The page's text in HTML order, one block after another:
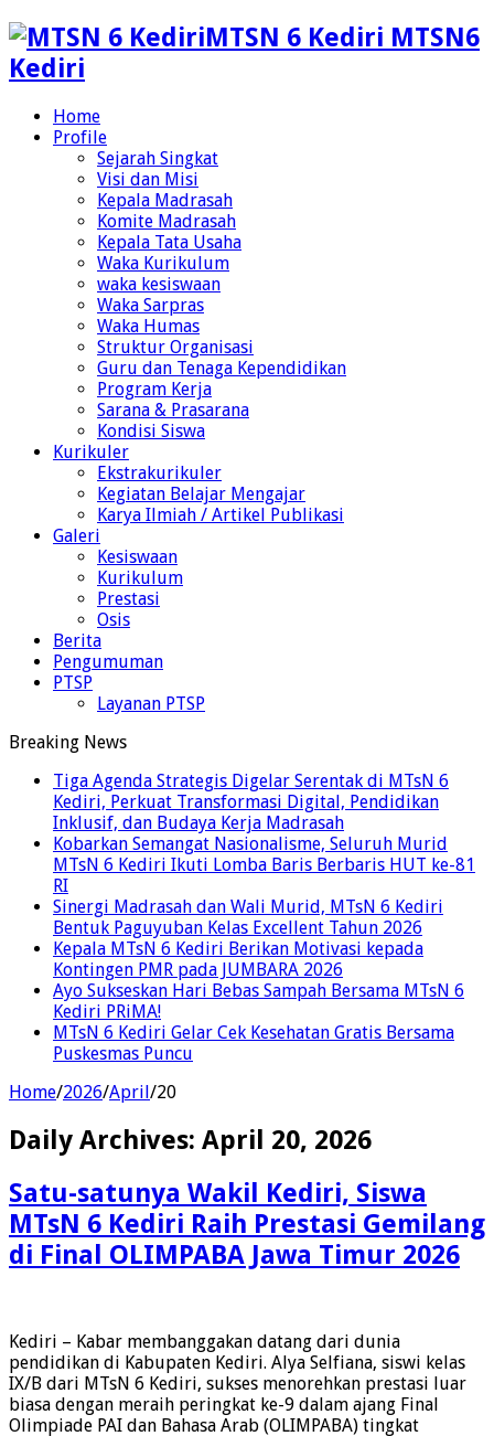
MTSN 6 Kediri MTSN6
Kediri
Home
Profile
Sejarah Singkat
Visi dan Misi
Kepala Madrasah
Komite Madrasah
Kepala Tata Usaha
Waka Kurikulum
waka kesiswaan
Waka Sarpras
Waka Humas
Struktur Organisasi
Guru dan Tenaga Kependidikan
Program Kerja
Sarana & Prasarana
Kondisi Siswa
Kurikuler
Ekstrakurikuler
Kegiatan Belajar Mengajar
Karya Ilmiah / Artikel Publikasi
Galeri
Kesiswaan
Kurikulum
Prestasi
Osis
Berita
Pengumuman
PTSP
Layanan PTSP
Breaking News
Tiga Agenda Strategis Digelar Serentak di MTsN 6
Kediri, Perkuat Transformasi Digital, Pendidikan
Inklusif, dan Budaya Kerja Madrasah
Kobarkan Semangat Nasionalisme, Seluruh Murid
MTsN 6 Kediri Ikuti Lomba Baris Berbaris HUT ke-81
RI
Sinergi Madrasah dan Wali Murid, MTsN 6 Kediri
Bentuk Paguyuban Kelas Excellent Tahun 2026
Kepala MTsN 6 Kediri Berikan Motivasi kepada
Kontingen PMR pada JUMBARA 2026
Ayo Sukseskan Hari Bebas Sampah Bersama MTsN 6
Kediri PRiMA!
MTsN 6 Kediri Gelar Cek Kesehatan Gratis Bersama
Puskesmas Puncu
Home/2026/April/20
Daily Archives: April 20, 2026
Satu-satunya Wakil Kediri, Siswa
MTsN 6 Kediri Raih Prestasi Gemilang
di Final OLIMPABA Jawa Timur 2026
Kediri – Kabar membanggakan datang dari dunia
pendidikan di Kabupaten Kediri. Alya Selfiana, siswi kelas
IX/B dari MTsN 6 Kediri, sukses menorehkan prestasi luar
biasa dengan meraih peringkat ke-9 dalam ajang Final
Olimpiade PAI dan Bahasa Arab (OLIMPABA) tingkat